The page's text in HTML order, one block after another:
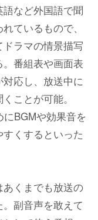
など外国語で聞
ているもので、
ラマの情景描写
番組表や画面表
応し、放送中に
ことが可能。
BGMや効果音を
くするといった
くまでも放送の
副音声を敢えて